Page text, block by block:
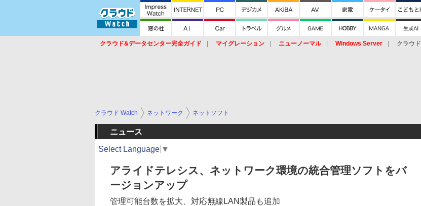
クラウド&データセンター完全ガイド マイグレーション ニューノーマル Windows Server クラウド
クラウド Watch ネットワーク ネットソフト
ニュース
Select Language ▼
アライドテレシス、ネットワーク環境の統合管理ソフトをバ
ージョンアップ
管理可能台数を拡大、対応無線LAN製品も追加